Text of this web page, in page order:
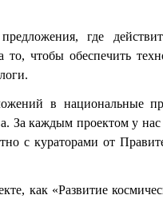
где
чтобы обеспечить
в национальные
За каждым проектом у нас
с кураторами от
как «Развитие